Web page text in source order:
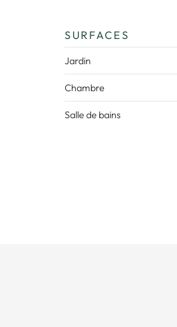
SURFACES
Jardin
Chambre
Salle de bains